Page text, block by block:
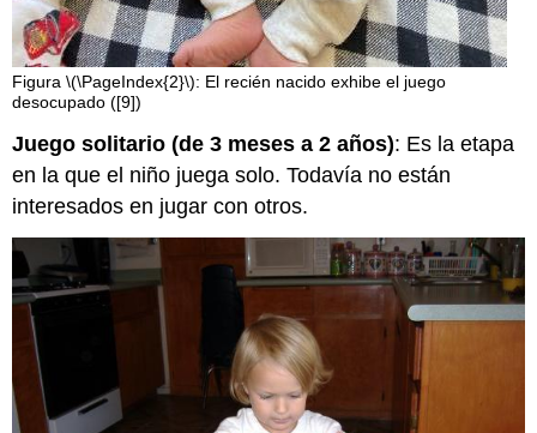
Figura \(\PageIndex{2}\): El recién nacido exhibe el juego
desocupado ([9])
Juego solitario (de 3 meses a 2 años): Es la etapa
en la que el niño juega solo. Todavía no están
interesados en jugar con otros.